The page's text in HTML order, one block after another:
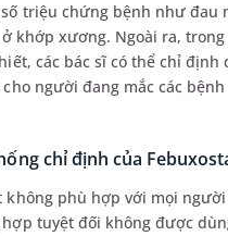
triệu chứng bệnh như đau
khớp xương. Ngoài ra, trong
các bác sĩ có thể chỉ định
người đang mắc các
chỉ định của
không phù hợp với mọi
tuyệt đối không được